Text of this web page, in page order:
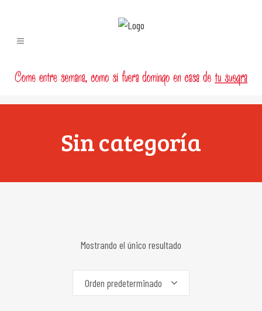
Sin categoría
Mostrando el único resultado
Orden predeterminado